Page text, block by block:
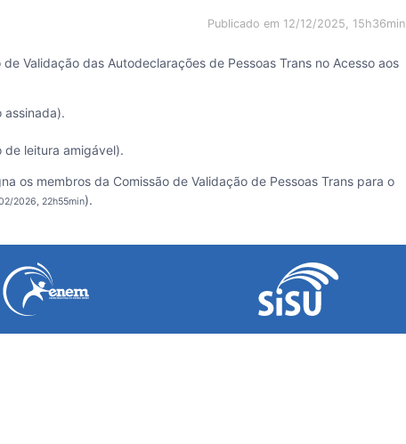
Publicado em 12/12/2025, 15h36min
Validação das Autodeclarações de Pessoas Trans no Acesso aos
assinada).
de leitura amigável).
os membros da Comissão de Validação de Pessoas Trans para o
2026, 22h55min).